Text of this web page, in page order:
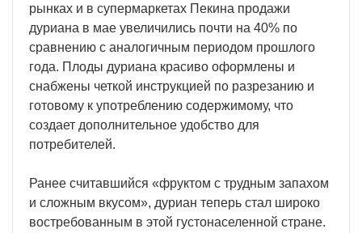
рынках и в супермаркетах Пекина продажи
дуриана в мае увеличились почти на 40% по
сравнению с аналогичным периодом прошлого
года. Плоды дуриана красиво оформлены и
снабжены четкой инструкцией по разрезанию и
готовому к употреблению содержимому, что
создает дополнительное удобство для
потребителей.
Ранее считавшийся «фруктом с трудным запахом
и сложным вкусом», дуриан теперь стал широко
востребованным в этой густонаселенной стране.